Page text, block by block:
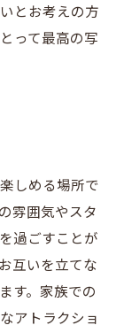
とお考えの方
って最高の写
しめる場所で
雰囲気やスタ
過ごすことが
互いを立てな
す。家族での
アトラクショ